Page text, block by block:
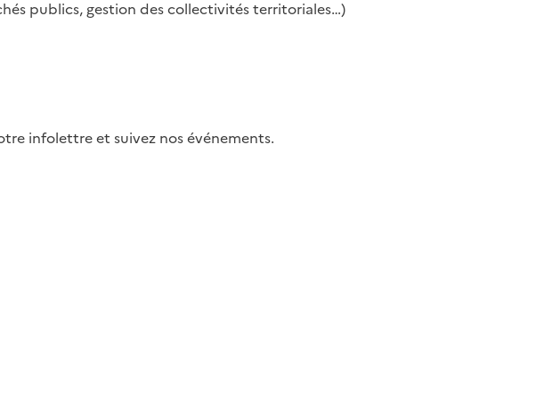
publics, gestion des collectivités territoriales…)
infolettre et suivez nos événements.